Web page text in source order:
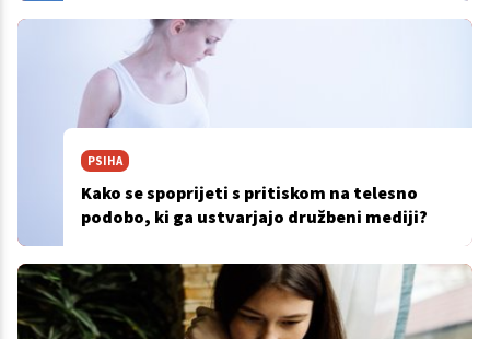
PSIHA
Kako se spoprijeti s pritiskom na telesno
podobo, ki ga ustvarjajo družbeni mediji?